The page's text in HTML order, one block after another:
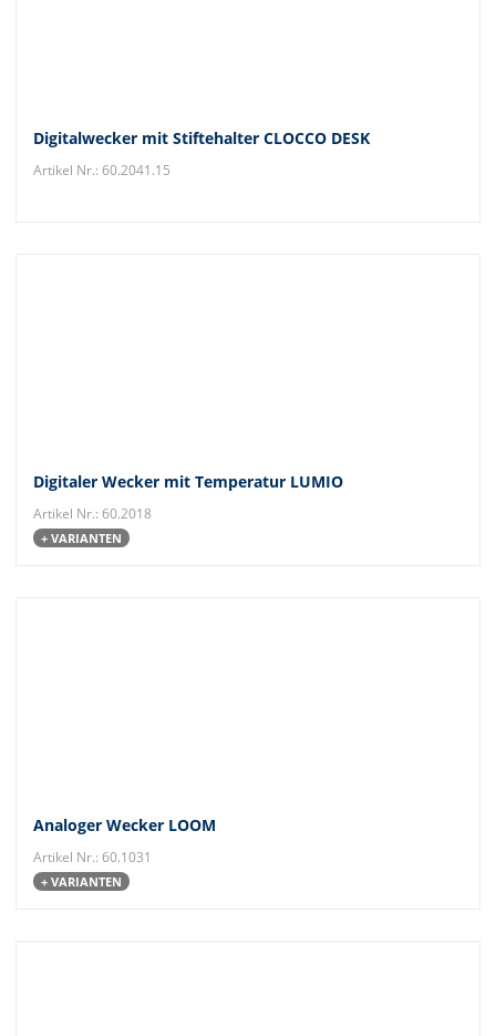
Digitalwecker mit Stiftehalter CLOCCO DESK
Artikel Nr.: 60.2041.15
Digitaler Wecker mit Temperatur LUMIO
Artikel Nr.: 60.2018
+ VARIANTEN
Analoger Wecker LOOM
Artikel Nr.: 60.1031
+ VARIANTEN